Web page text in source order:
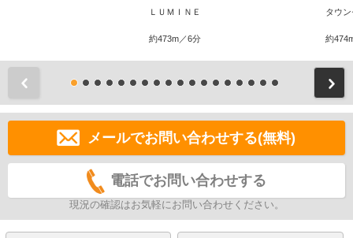
ＬＵＭＩＮＥ
約473m／6分
タウ
約
メールでお問い合わせする(無料)
電話でお問い合わせする
現況の確認はお気軽にお問い合わせください。